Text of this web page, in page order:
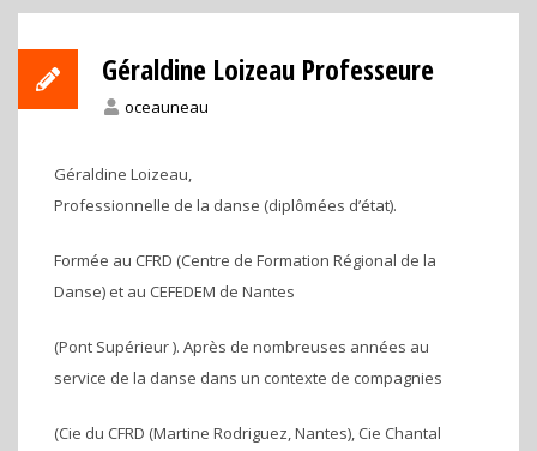
Géraldine Loizeau Professeure
oceauneau
Géraldine Loizeau
Professionnelle de la danse (diplômées d’état).
Formée au CFRD (Centre de Formation Régional de la
Danse) et au CEFEDEM de Nantes
(Pont Supérieur ). Après de nombreuses années au
service de la danse dans un contexte de compagnies
(Cie du CFRD (Martine Rodriguez, Nantes), Cie Chantal